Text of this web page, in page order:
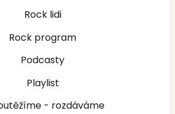
Rock lidi
Rock program
Podcasty
Playlist
- rozdáváme